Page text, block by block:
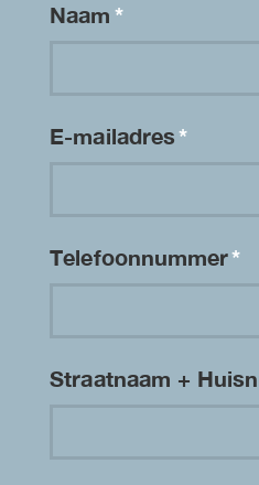
Naam*
E-mailadres*
Telefoonnummer*
Straatnaam +